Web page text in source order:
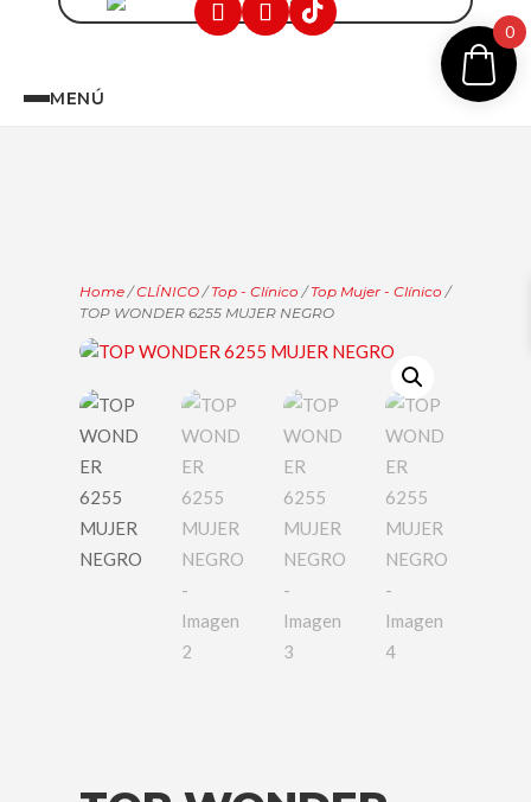
MENÚ
Home/CLÍNICO/Top - Clínico /Top Mujer - Clínico /
TOP WONDER 6255 MUJER NEGRO
0